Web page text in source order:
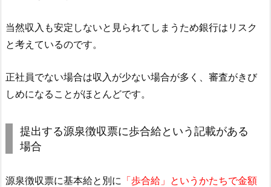
当然収入も安定しないと見られてしまうため銀行はリスク
と考えているのです。
正社員でない場合は収入が少ない場合が多く、審査がきび
しめになることがほとんどです。
提出する源泉徴収票に歩合給という記載がある
場合
源泉徴収票に基本給と別に 「歩合給」というかたちで金額